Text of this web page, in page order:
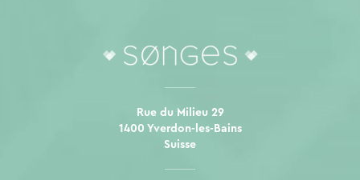
Rue du Milieu 29
1400 Yverdon-les-Bains
Suisse